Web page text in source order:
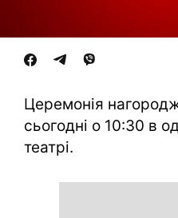
Церемонія
сьогодні о 10:30 в
театрі.